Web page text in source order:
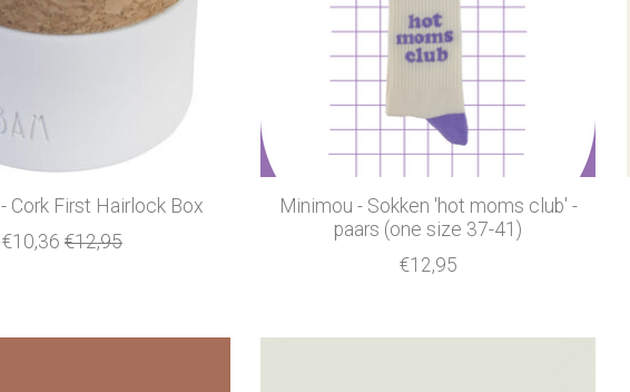
Cork First Hairlock Box
€10,36 €12,95
Minimou - Sokken 'hot moms club' -
paars (one size 37-41)
€12,95